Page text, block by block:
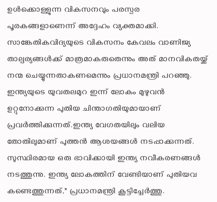
ഉൾക്കൊള്ളുന്ന വികസനവും പരസ്പര
പൂരകങ്ങളാണെന്ന് അദ്ദേഹം വ്യക്തമാക്കി.
സാങ്കേതികവിദ്യയുടെ വികസനം കേവലം വാണിജ്യ
താല്പര്യങ്ങൾക്ക് മാത്രമാകരുതെന്നും അത് മാനവികതയ്ക്ക്
നന്മ ചെയ്യുന്നതാകണമെന്നും പ്രധാനമന്ത്രി പറഞ്ഞു.
ഇന്ത്യയുടെ യുവതലമുറ ഇന്ന് ലോകം മുഴുവൻ
ഉറ്റുനോക്കുന്ന പുതിയ ചിന്താഗതിയുമായാണ്
പ്രവർത്തിക്കുന്നത്.ഇന്ത്യ വേഗതയിലും വലിയ
തോതിലുമാണ് പുത്തൻ ആശയങ്ങൾ നടപ്പാക്കുന്നത്.
സുസ്ഥിരമായ ഒരു ഭാവിക്കായി ഇന്ത്യ നവീകരണങ്ങൾ
നടത്തുന്നു. ഇന്ത്യ ലോകത്തിന് വേണ്ടിയാണ് പുതിയവ
കണ്ടെത്തുന്നത്," പ്രധാനമന്ത്രി കൂട്ടിച്ചേർത്തു.